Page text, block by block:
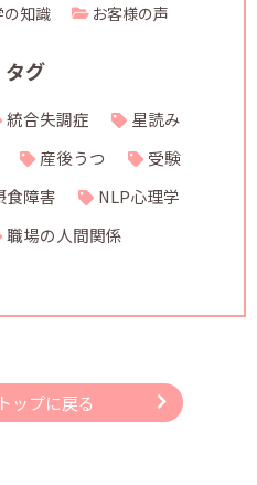
知識 お客様の声
タグ
統合失調症
星読み
産後うつ
受験
食障害
NLP心理学
職場の人間関係
ップに戻る